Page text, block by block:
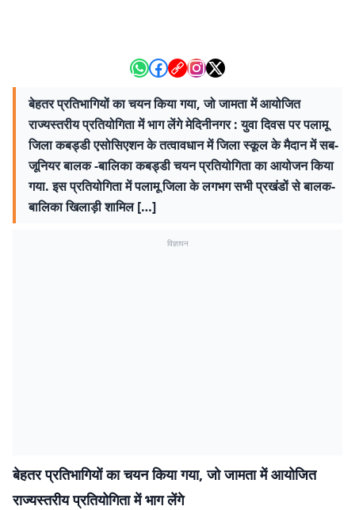
बेहतर प्रतिभागियों का चयन किया गया, जो जामता में आयोजित
राज्यस्तरीय प्रतियोगिता में भाग लेंगे मेदिनीनगर : युवा दिवस पर पलामू
जिला कबड्डी एसोसिएशन के तत्वावधान में जिला स्कूल के मैदान में सब-
जूनियर बालक -बालिका कबड्डी चयन प्रतियोगिता का आयोजन किया
गया. इस प्रतियोगिता में पलामू जिला के लगभग सभी प्रखंडों से बालक-
बालिका खिलाड़ी शामिल […]
विज्ञापन
बेहतर प्रतिभागियों का चयन किया गया, जो जामता में आयोजित
राज्यस्तरीय प्रतियोगिता में भाग लेंगे